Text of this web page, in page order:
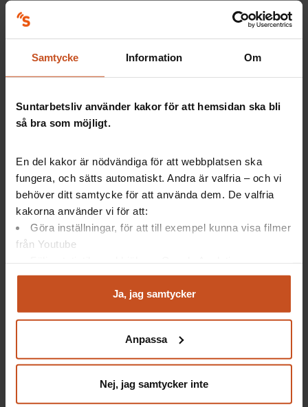
Samtycke Information Om
Suntarbetsliv använder kakor för att hemsidan ska bli
så bra som möjligt.
En del kakor är nödvändiga för att webbplatsen ska
fungera, och sätts automatiskt. Andra är valfria – och vi
behöver ditt samtycke för att använda dem. De valfria
kakorna använder vi för att:
Göra inställningar, för att till exempel kunna visa filmer
från Youtube
Analysera trafik för att kunna visa riktad information
Du kan när som helst återta ditt godkännande genom att
integritet@suntarbetsliv.se.
Ja, jag samtycker
Anpassa
Nej, jag samtycker inte
Fråga 8 av 13
Finns en risk för våld eller hot
som uppstår i olika
konfliktsituationer?